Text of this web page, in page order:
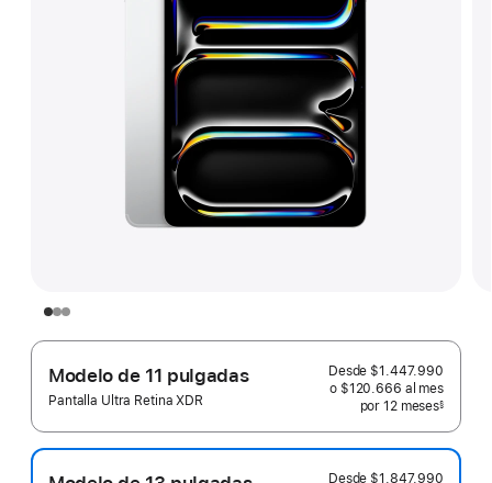
Modelo de 11 pulgadas
Pantalla Ultra Retina XDR
Desde $1.447.990
o $120.666 al mes
por 12 mesesmeses
Nota a pie de página
§
Desde $1.847.990